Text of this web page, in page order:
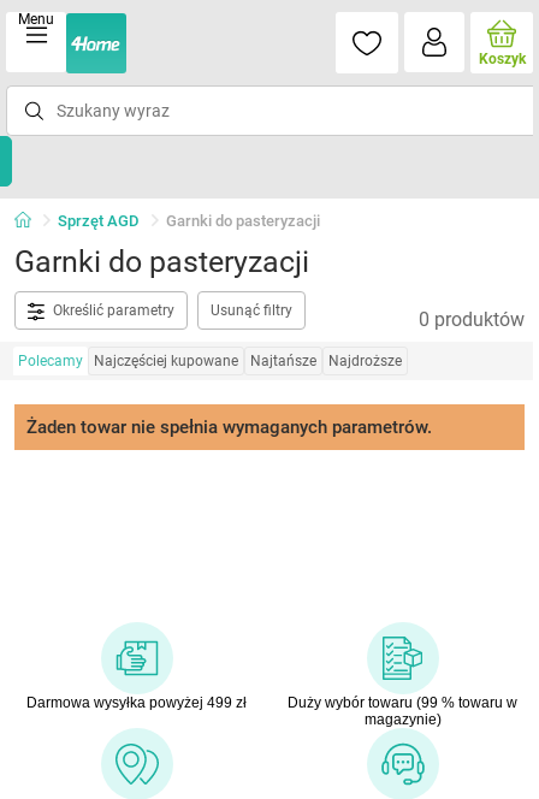
Menu
Koszyk
Sprzęt AGD Garnki do pasteryzacji
Garnki do pasteryzacji
Określić parametry Usunąć filtry 0 produktów
Polecamy Najczęściej kupowane Najtańsze Najdroższe
Żaden towar nie spełnia wymaganych parametrów.
Darmowa wysyłka powyżej 499 zł
Duży wybór towaru (99 % towaru w
magazynie)